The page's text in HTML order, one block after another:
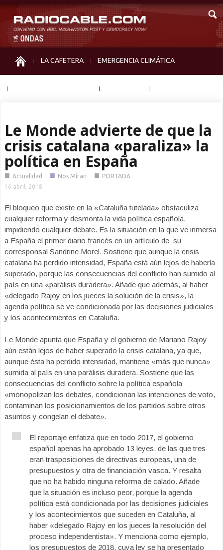
LA CAFETERA EMERGENCIA CLIMÁTICA
Le Monde advierte de que la
crisis catalana «paraliza» la
política en España
■ Actualidad ■ Nos Miran ■ PORTADA
16 abril, 2018
El bloqueo que existe en la «Cataluña tutelada» obstaculiza
cualquier reforma y desmonta la vida política española,
impidiendo cualquier debate. Es la situación en la que ve inmersa
a España el primer diario francés en un artículo de su
corresponsal Sandrine Morel. Sostiene que aunque la crisis
catalana ha perdido intensidad, España está aún lejos de haberla
superado, porque las consecuencias del conflicto han sumido al
país en una «parálisis duradera». Añade que además, al haber
«delegado Rajoy en los jueces la solución de la crisis», la
agenda política se ve condicionada por las decisiones judiciales
y los acontecimientos en Cataluña.
Le Monde apunta que España y el gobierno de Mariano Rajoy
aún están lejos de haber superado la crisis catalana, ya que,
aunque ésta ha perdido intensidad, mantiene «más que nunca»
sumida al país en una parálisis duradera. Sostiene que las
consecuencias del conflicto sobre la política española
«monopolizan los debates, condicionan las intenciones de voto,
contaminan los posicionamientos de los partidos sobre otros
asuntos y congelan el debate».
El reportaje enfatiza que en todo 2017, el gobierno
español apenas ha aprobado 13 leyes, de las que tres
eran trasposiciones de directivas europeas, una de
presupuestos y otra de financiación vasca. Y resalta
que no ha habido ninguna reforma de calado. Añade
que la situación es incluso peor, porque la agenda
política está condicionada por las decisiones judiciales
y los acontecimientos que suceden en Cataluña, al
haber «delegado Rajoy en los jueces la resolución del
proceso independentista». Y menciona como ejemplo,
los presupuestos de 2018, cuya ley se ha presentado